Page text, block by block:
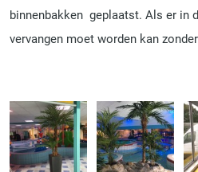
binnenbakken geplaatst. Als er in
vervangen moet worden kan